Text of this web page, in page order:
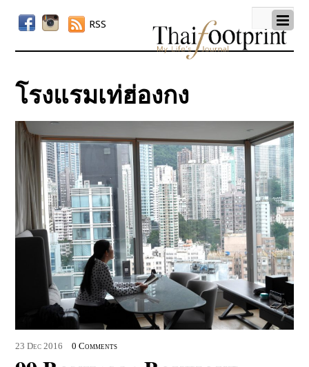
RSS
โรงแรมเท่ฮ่องกง
23 Dec 2016 0 Comments